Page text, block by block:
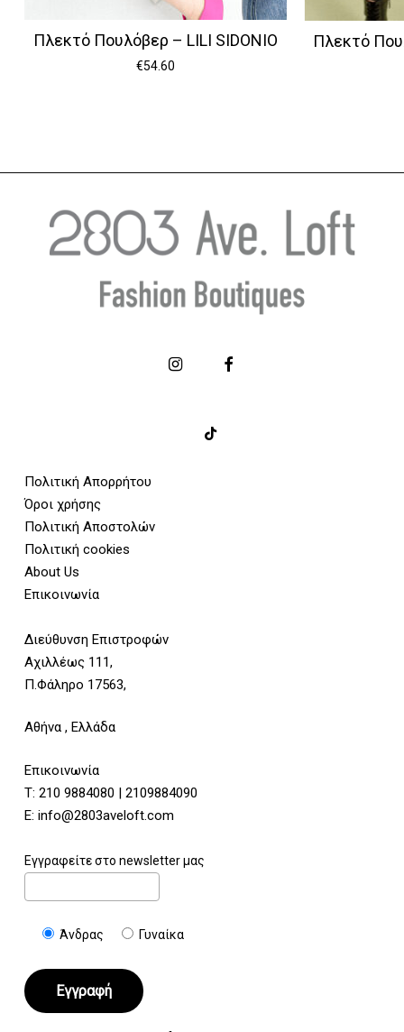
Πλεκτό Πουλόβερ – LILI SIDONIO
€54.60
Πλεκτό
Πολιτική Απορρήτου
Όροι χρήσης
Πολιτική Αποστολών
Πολιτική cookies
About Us
Επικοινωνία
Διεύθυνση Επιστροφών
Αχιλλέως 111,
Π.Φάληρο 17563,
Αθήνα , Ελλάδα
Επικοινωνία
Τ: 210 9884080 | 2109884090
E: info@2803aveloft.com
Εγγραφείτε στο newsletter μας
Άνδρας Γυναίκα